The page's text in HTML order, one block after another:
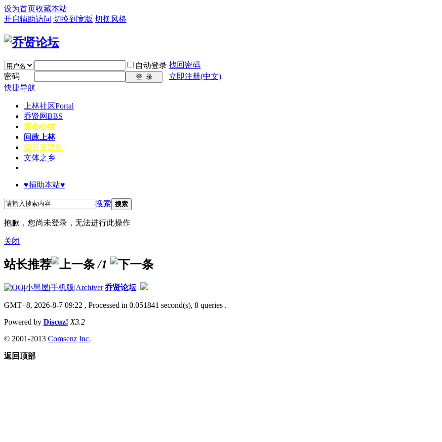
设为首页收藏本站
开启辅助访问 切换到宽版 切换风格
自动登录 找回密码
密码
登 录
立即注册(中文)
快捷导航
上林社区Portal
乔贤网BBS
爱心公益
问政上林
森哥有话说
文体之乡
♥捐助本站♥
搜索 搜索
抱歉，您尚未登录，无法进行此操作
关闭
站长推荐 /1
|小黑屋|手机版|Archiver|乔贤论坛
GMT+8, 2026-8-7 09:22 , Processed in 0.051841 second(s), 8 queries .
Powered by Discuz! X3.2
© 2001-2013 Comsenz Inc.
返回顶部